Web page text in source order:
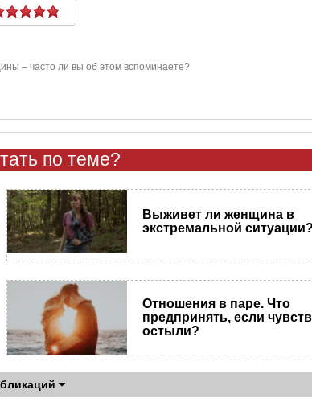
– часто ли вы об этом вспоминаете?
по теме?
Выживет ли женщина в
экстремальной
Отношения в паре. Что
предпринять, если
остыли?